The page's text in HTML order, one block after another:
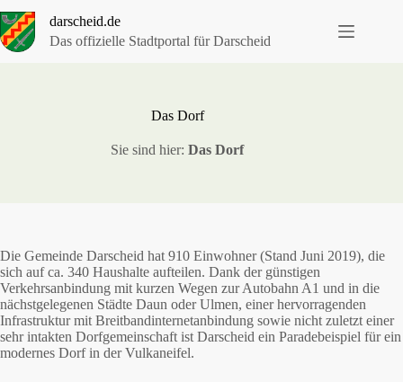
Inhalt
springen
darscheid.de
Das offizielle Stadtportal für Darscheid
Das Dorf
Sie sind hier:Das Dorf
Die Gemeinde Darscheid hat 910 Einwohner (Stand Juni 2019), die
sich auf ca. 340 Haushalte aufteilen. Dank der günstigen
Verkehrsanbindung mit kurzen Wegen zur Autobahn A1 und in die
nächstgelegenen Städte Daun oder Ulmen, einer hervorragenden
Infrastruktur mit Breitbandinternetanbindung sowie nicht zuletzt einer
sehr intakten Dorfgemeinschaft ist Darscheid ein Paradebeispiel für ein
modernes Dorf in der Vulkaneifel.